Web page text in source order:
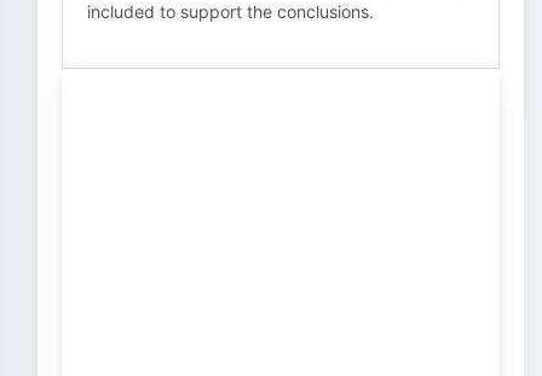
included to support the conclusions.